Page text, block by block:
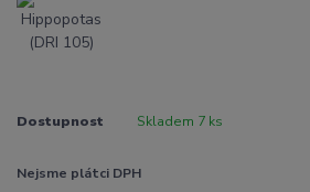
Dostupnost Skladem 7 ks
Nejsme plátci DPH